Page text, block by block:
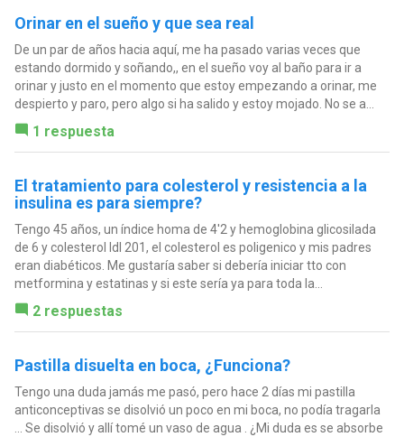
Orinar en el sueño y que sea real
De un par de años hacia aquí, me ha pasado varias veces que
estando dormido y soñando,, en el sueño voy al baño para ir a
orinar y justo en el momento que estoy empezando a orinar, me
despierto y paro, pero algo si ha salido y estoy mojado. No se a...
1 respuesta
El tratamiento para colesterol y resistencia a la
insulina es para siempre?
Tengo 45 años, un índice homa de 4'2 y hemoglobina glicosilada
de 6 y colesterol ldl 201, el colesterol es poligenico y mis padres
eran diabéticos. Me gustaría saber si debería iniciar tto con
metformina y estatinas y si este sería ya para toda la...
2 respuestas
Pastilla disuelta en boca, ¿Funciona?
Tengo una duda jamás me pasó, pero hace 2 días mi pastilla
anticonceptivas se disolvió un poco en mi boca, no podía tragarla
... Se disolvió y allí tomé un vaso de agua . ¿Mi duda es se absorbe